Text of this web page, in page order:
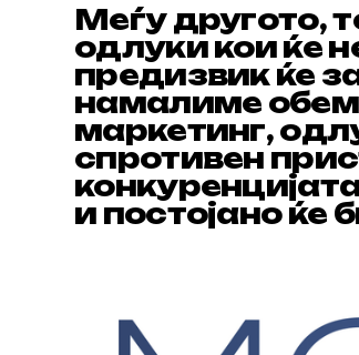
Меѓу другото,
одлуки кои ќе
предизвик ќе
намалиме
маркетинг,
спротивен
и постојано ќе